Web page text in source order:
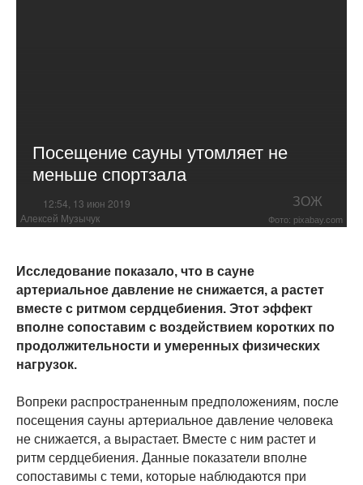
Посещение сауны утомляет не
меньше спортзала
12:54, 13 июн 2019 ЗОЖ
Алексей Музычук Фото: pixabay.com
Исследование показало, что в сауне
артериальное давление не снижается, а растет
вместе с ритмом сердцебиения. Этот эффект
вполне сопоставим с воздействием коротких по
продолжительности и умеренных физических
нагрузок.
Вопреки распространенным предположениям, после
посещения сауны артериальное давление человека
не снижается, а вырастает. Вместе с ним растет и
ритм сердцебиения. Данные показатели вполне
сопоставимы с теми, которые наблюдаются при